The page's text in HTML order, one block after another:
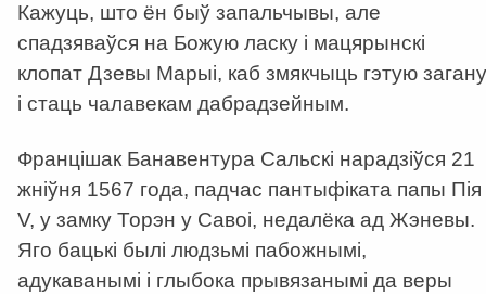
Кажуць, што ён быў запальчывы, але
спадзяваўся на Божую ласку і мацярынскі
клопат Дзевы Марыі, каб змякчыць гэтую загану
і стаць чалавекам дабрадзейным.
Францішак Банавентура Сальскі нарадзіўся 21
жніўня 1567 года, падчас пантыфіката папы Пія
V, у замку Торэн у Савоі, недалёка ад Жэневы.
Яго бацькі былі людзьмі пабожнымі,
адукаванымі і глыбока прывязанымі да веры